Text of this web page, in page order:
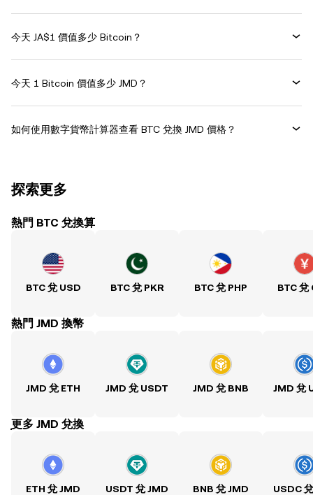
今天 JA$1 價值多少 Bitcoin？
今天 1 Bitcoin 價值多少 JMD？
如何使用數字貨幣計算器查看 BTC 兌換 JMD 價格？
探索更多
熱門 BTC 兌換算
BTC 兌 USD BTC 兌 PKR BTC 兌 PHP BTC 兌
熱門 JMD 換幣
JMD 兌 ETH JMD 兌 USDT JMD 兌 BNB JMD 兌
ִִִִִִִִִִִִִִִִִִִִִִִִִִִִִִִִִִִִִִִִִִִִִִִִ更多 JMD 兌換
ETH 兌 JMD USDT 兌 JMD BNB 兌 JMD USDC